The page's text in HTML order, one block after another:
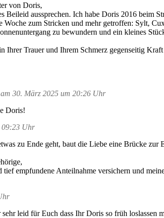
von Doris,
Beileid aussprechen. Ich habe Doris 2016 beim
Woche zum Stricken und mehr getroffen: Sylt,
zu bewundern und ein kleines
Ihrer Trauer und Ihrem Schmerz gegenseitig Kraft
30. März 2025 um 20:26 Uhr
Doris!
09:23 Uhr
zu Ende geht, baut die Liebe eine Brücke zur
empfundene Anteilnahme versichern und
leid für Euch dass Ihr Doris so früh